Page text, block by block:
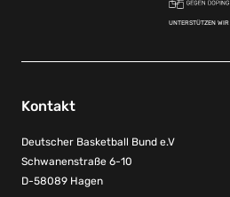
UNTERSTÜTZEN WIR
Kontakt
Deutscher Basketball Bund e.V
Schwanenstraße 6-10
D-58089 Hagen